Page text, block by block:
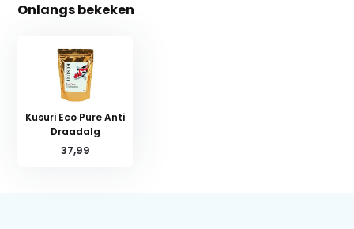
Onlangs bekeken
Kusuri Eco Pure Anti
Draadalg
37,99